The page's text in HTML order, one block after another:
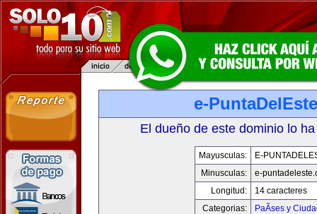
e-
El dueño de este dominio lo
Mayusculas:
E-
Minusculas:
e-
Longitud:
14 caracteres
Categorias:
PaÃ­ses y